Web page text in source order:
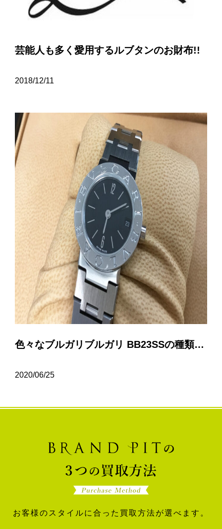
芸能人も多く愛用するルブタンのお財布!!
2018/12/11
色々なブルガリブルガリ BB23SSの種類について…
2020/06/25
お客様のスタイルに合った買取方法が選べます。